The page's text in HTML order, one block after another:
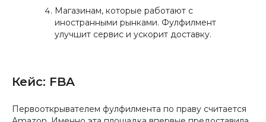
Магазинам, которые работают с
иностранными рынками. Фулфилмент
улучшит сервис и ускорит доставку.
Кейс: FBA
Первооткрывателем фулфилмента по праву считается